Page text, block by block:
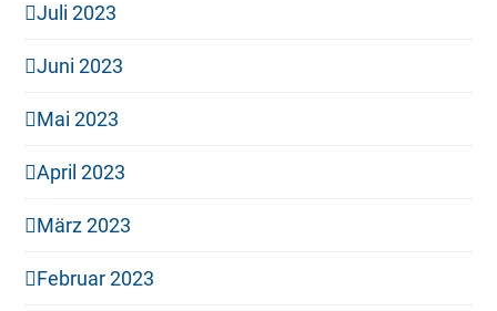
Juli 2023
Juni 2023
Mai 2023
April 2023
März 2023
Februar 2023